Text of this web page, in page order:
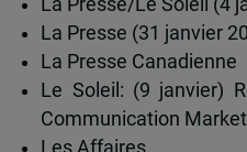
La Presse (31 janvier
La Presse Canadienne
Le Soleil: (9 janvier)
Communication
Les Affaires